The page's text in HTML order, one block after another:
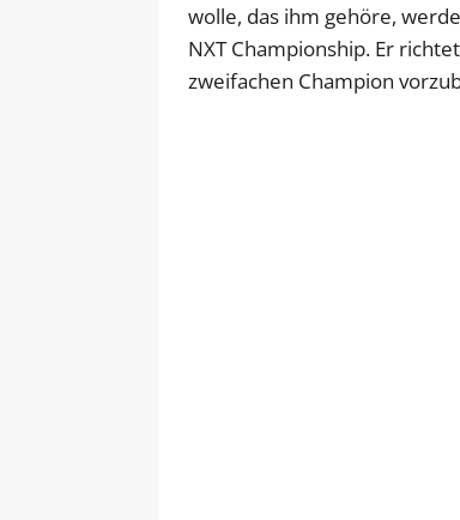
wolle, das ihm gehöre,
NXT Championship. Er
zweifachen Champion